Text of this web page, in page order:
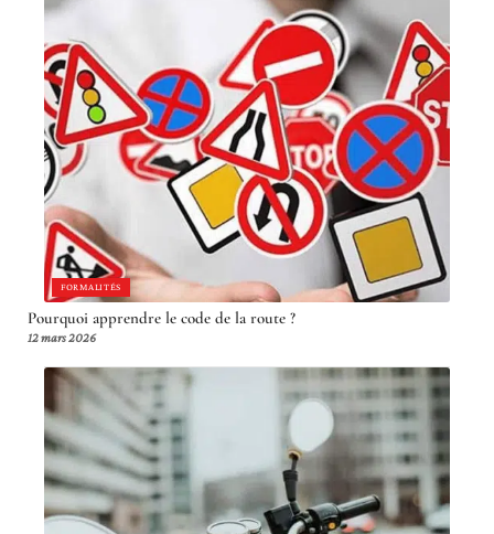
FORMALITÉS
Pourquoi apprendre le code de la route ?
12 mars 2026